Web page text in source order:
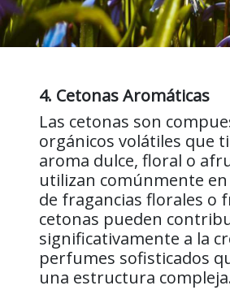
4. Cetonas Aromáticas
Las cetonas son
orgánicos volátiles que
aroma dulce, floral o
utilizan comúnmente en
de fragancias florales o
cetonas pueden
significativamente a la
perfumes sofisticados
una estructura